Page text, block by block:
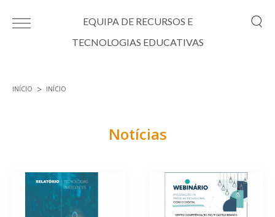
EQUIPA DE RECURSOS E
TECNOLOGIAS EDUCATIVAS
INÍCIO INÍCIO
Notícias
Páginas